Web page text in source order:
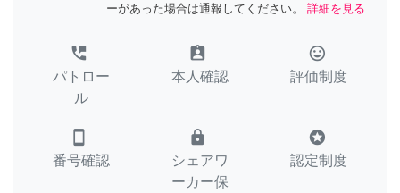
ーがあった場合は通報してください。
詳細を見る
perm_phone_msg
パトロー
ル
assignment_ind
本人確認
tag_faces
評価制度
smartphone
番号確認
lock
シェアワ
ーカー保
stars
認定制度